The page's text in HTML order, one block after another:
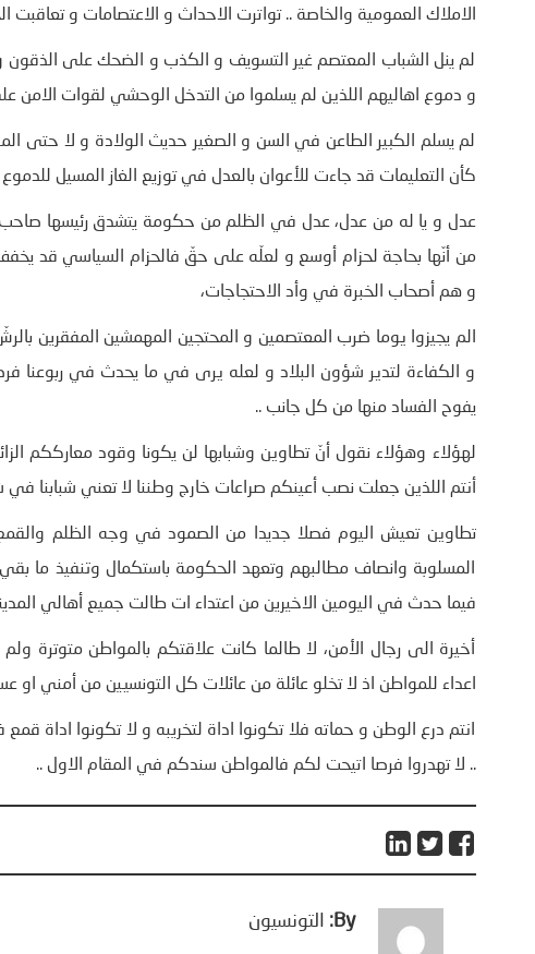
الاملاك العمومية والخاصة .. تواترت الاحداث و الاعتصامات و
لم ينل الشباب المعتصم غير التسويف و الكذب و الضحك على الذقون
و دموع اهاليهم اللذين لم يسلموا من التدخل الوحشي لقوات الامن
لم يسلم الكبير الطاعن في السن و الصغير حديث الولادة و لا حتى
كأن التعليمات قد جاءت للأعوان بالعدل في توزيع الغاز المسيل
عدل و يا له من عدل، عدل في الظلم من حكومة يتشدق رئيسها صاحب
من أنّها بحاجة لحزام أوسع و لعلّه على حقّ فالحزام السياسي قد
و هم أصحاب الخبرة في وأد الاحتجاجات،
الم يجيزوا يوما ضرب المعتصمين و المحتجين المهمشين المفقرين
و الكفاءة لتدير شؤون البلاد و لعله يرى في ما يحدث في
يفوح الفساد منها من كل جانب ..
لهؤلاء وهؤلاء نقول أنّ تطاوين وشبابها لن يكونا وقود معارككم
أنتم اللذين جعلت نصب أعينكم صراعات خارج وطننا لا تعني شبابنا
تطاوين تعيش اليوم فصلا جديدا من الصمود في وجه الظلم والقمع
المسلوبة وانصاف مطالبهم وتعهد الحكومة باستكمال وتنفيذ ما
فيما حدث في اليومين الاخيرين من اعتداء ات طالت جميع أهالي
أخيرة الى رجال الأمن، لا طالما كانت علاقتكم بالمواطن متوترة
اعداء للمواطن اذ لا تخلو عائلة من عائلات كل التونسيين من أمني او
انتم درع الوطن و حماته فلا تكونوا اداة لتخريبه و لا تكونوا اداة
.. لا تهدروا فرصا اتيحت لكم فالمواطن سندكم في المقام الاول ..
By: التونسيون